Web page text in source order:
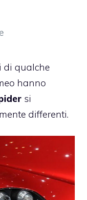
di qualche
hanno
si
differenti.